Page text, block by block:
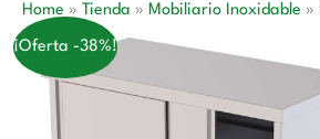
Home » Tienda » Mobiliario Inoxidable »
¡Oferta -38%!